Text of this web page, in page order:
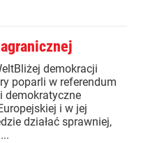
demokracji
poparli w referendum
demokratyczne
i w jej
działać sprawniej,